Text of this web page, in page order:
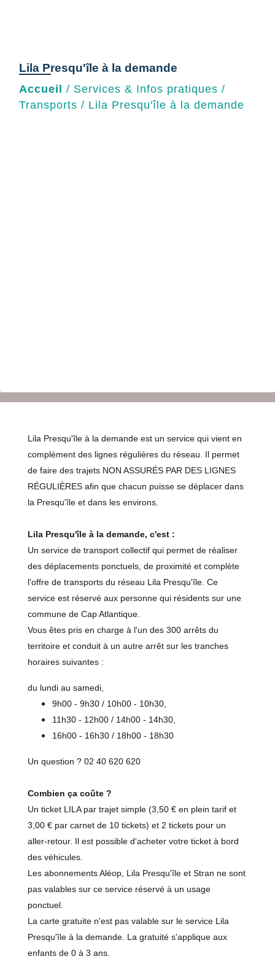
Lila Presqu'île à la demande
Accueil / Services & Infos pratiques /
Transports / Lila Presqu'île à la demande
Lila Presqu'île à la demande est un service qui vient en
complément des lignes régulières du réseau. Il permet
de faire des trajets NON ASSURÉS PAR DES LIGNES
RÉGULIÈRES afin que chacun puisse se déplacer dans
la Presqu'île et dans les environs.
Lila Presqu'île à la demande, c'est :
Un service de transport collectif qui permet de réaliser
des déplacements ponctuels, de proximité et complète
l'offre de transports du réseau Lila Presqu'île. Ce
service est réservé aux personne qui résidents sur une
commune de Cap Atlantique.
Vous êtes pris en charge à l'un des 300 arrêts du
territoire et conduit à un autre arrêt sur les tranches
horaires suivantes :
du lundi au samedi,
9h00 - 9h30 / 10h00 - 10h30,
11h30 - 12h00 / 14h00 - 14h30,
16h00 - 16h30 / 18h00 - 18h30
Un question ? 02 40 620 620
Combien ça coûte ?
Un ticket LILA par trajet simple (3,50 € en plein tarif et
3,00 € par carnet de 10 tickets) et 2 tickets pour un
aller-retour. Il est possible d'acheter votre ticket à bord
des véhicules.
Les abonnements Aléop, Lila Presqu'île et Stran ne sont
pas valables sur ce service réservé à un usage
ponctuel.
La carte gratuite n'est pas valable sur le service Lila
Presqu'île à la demande. La gratuité s'applique aux
enfants de 0 à 3 ans.